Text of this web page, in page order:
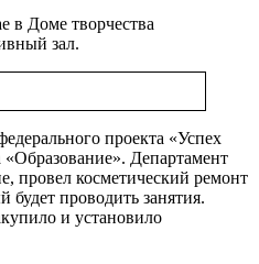
в Доме творчества
зал.
проекта «Успех
Департамент
провел косметический ремонт
будет проводить занятия.
и установило